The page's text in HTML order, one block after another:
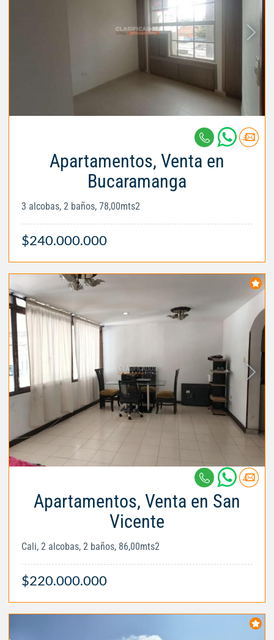
Apartamentos, Venta en
Bucaramanga
3 alcobas, 2 baños, 78,00mts2
$240.000.000
Apartamentos, Venta en San
Vicente
Cali, 2 alcobas, 2 baños, 86,00mts2
$220.000.000